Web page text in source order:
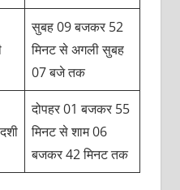
सुबह 09 बजकर 52
मिनट से अगली सुबह
07 बजे तक
दोपहर 01 बजकर 55
मिनट से शाम 06
बजकर 42 मिनट तक